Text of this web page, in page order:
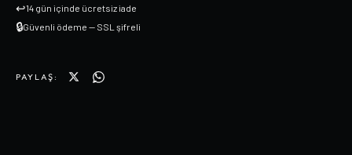
↩14 gün içinde ücretsiz iade
🔒Güvenli ödeme — SSL şifreli
PAYLAŞ: